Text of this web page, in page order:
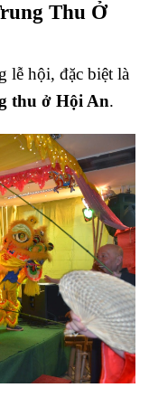
Thu Ở
hội, đặc biệt là
thu ở Hội An.